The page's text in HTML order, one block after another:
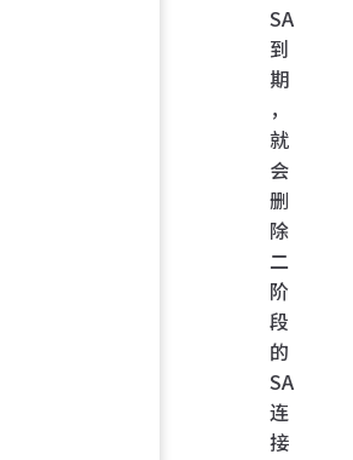
SA
到
期
，
就
会
删
除
二
阶
段
的
SA
连
接